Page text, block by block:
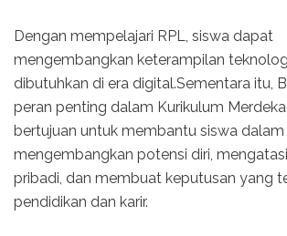
Dengan mempelajari RPL, siswa dapat
mengembangkan keterampilan
dibutuhkan di era digital.Sementara itu,
peran penting dalam Kurikulum Merdeka
bertujuan untuk membantu siswa dalam
mengembangkan potensi diri,
pribadi, dan membuat keputusan yang
pendidikan dan karir.